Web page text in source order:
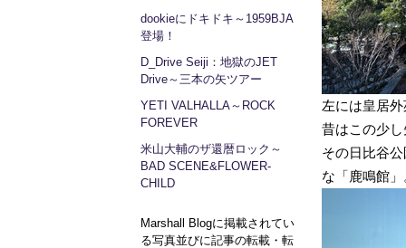
dookieにドキドキ～1959BJA
登場！
D_Drive Seiji：地獄のJET
Drive～三本の矢ツアー
YETI VALHALLA～ROCK
FOREVER
米山大輔のザ還暦ロック～
BAD SCENE&FLOWER-
CHILD
Marshall Blogに掲載されてい
る写真並びに記事の転載・転
左には皇居
昔はこの少
その日比谷
な「鹿鳴館」